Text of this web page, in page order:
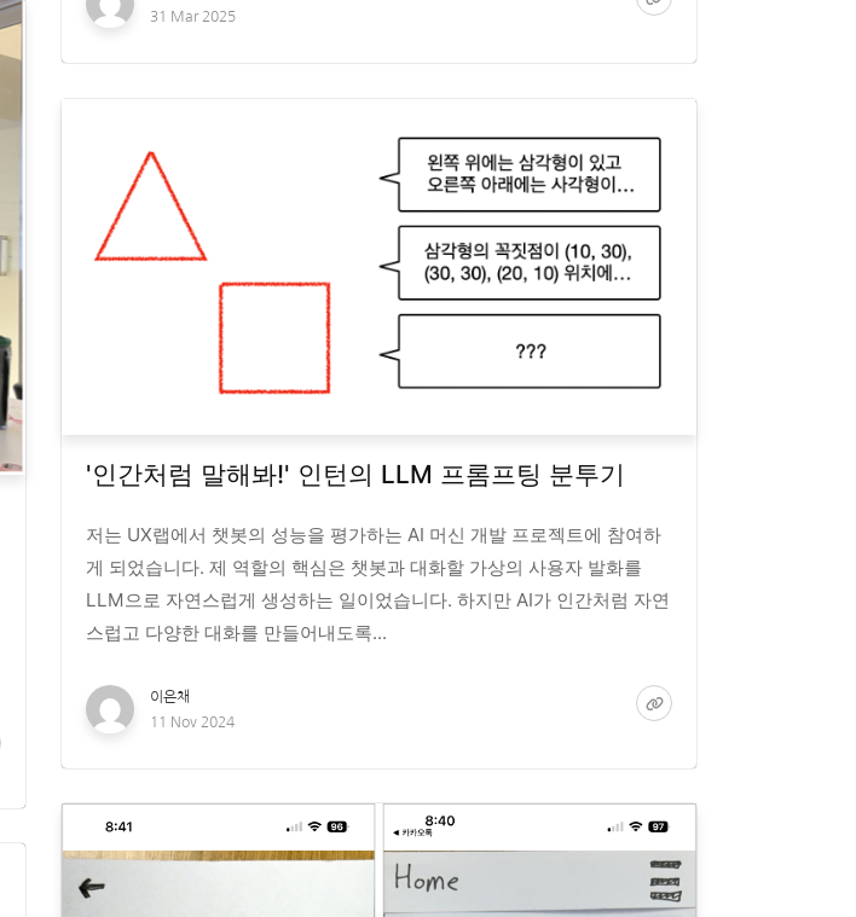
31 Mar 2025
'인간처럼 말해봐!' 인턴의 LLM 프롬프팅 분투기
저는 UX랩에서 챗봇의 성능을 평가하는 AI 머신 개발 프로젝트에 참여하
게 되었습니다. 제 역할의 핵심은 챗봇과 대화할 가상의 사용자 발화를
LLM으로 자연스럽게 생성하는 일이었습니다. 하지만 AI가 인간처럼 자연
스럽고 다양한 대화를 만들어내도록...
이은채
11 Nov 2024